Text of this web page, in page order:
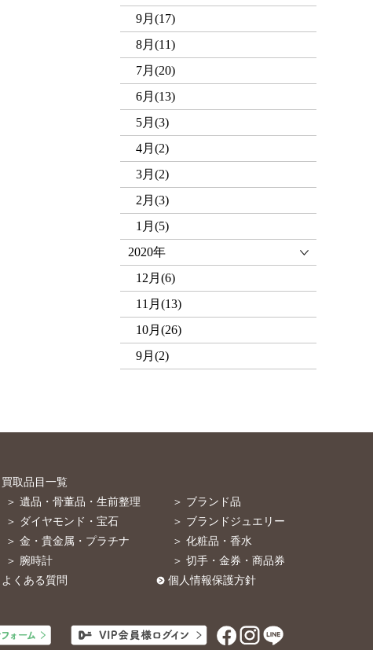
9月(17)
8月(11)
7月(20)
6月(13)
5月(3)
4月(2)
3月(2)
2月(3)
1月(5)
2020年
12月(6)
11月(13)
10月(26)
9月(2)
買取品目一覧
＞ 遺品・骨董品・生前整理
＞ ダイヤモンド・宝石
＞ 金・貴金属・プラチナ
＞ 腕時計
よくある質問
＞ ブランド品
＞ ブランドジュエリー
＞ 化粧品・香水
＞ 切手・金券・商品券
個人情報保護方針